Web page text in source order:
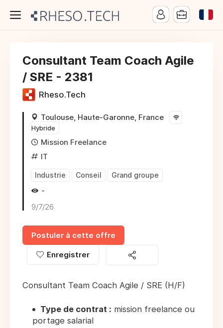
Consultant Team Coach Agile
/ SRE - 2381
Rheso.Tech
Toulouse, Haute-Garonne, France
Hybride
Mission Freelance
IT
Industrie Conseil Grand groupe
-
9/7/26
Postuler à cette offre
Enregistrer
Consultant Team Coach Agile / SRE (H/F)
Type de contrat : mission freelance ou
portage salarial